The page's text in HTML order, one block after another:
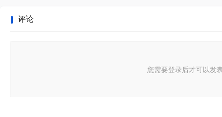
评论
您需要登录后才可以发